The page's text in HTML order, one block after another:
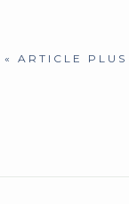
« ARTICLE PLUS